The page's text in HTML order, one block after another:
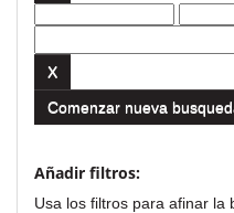
Comenzar nueva
Añadir filtros:
Usa los filtros para afinar la